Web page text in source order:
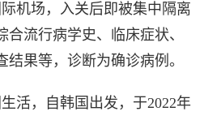
机场，入关后即被集中隔离
流行病学史、临床症状、
果等，诊断为确诊病例。
活，自韩国出发，于2022年